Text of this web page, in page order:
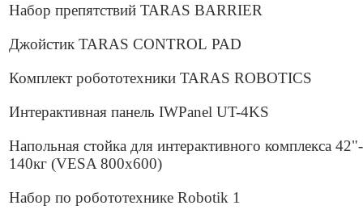
Набор препятствий TARAS BARRIER
Джойстик TARAS CONTROL PAD
Комплект робототехники TARAS ROBOTICS
Интерактивная панель IWPanel UT-4KS
Напольная стойка для интерактивного комплекса
140кг (VESA 800x600)
Набор по робототехнике Robotik 1